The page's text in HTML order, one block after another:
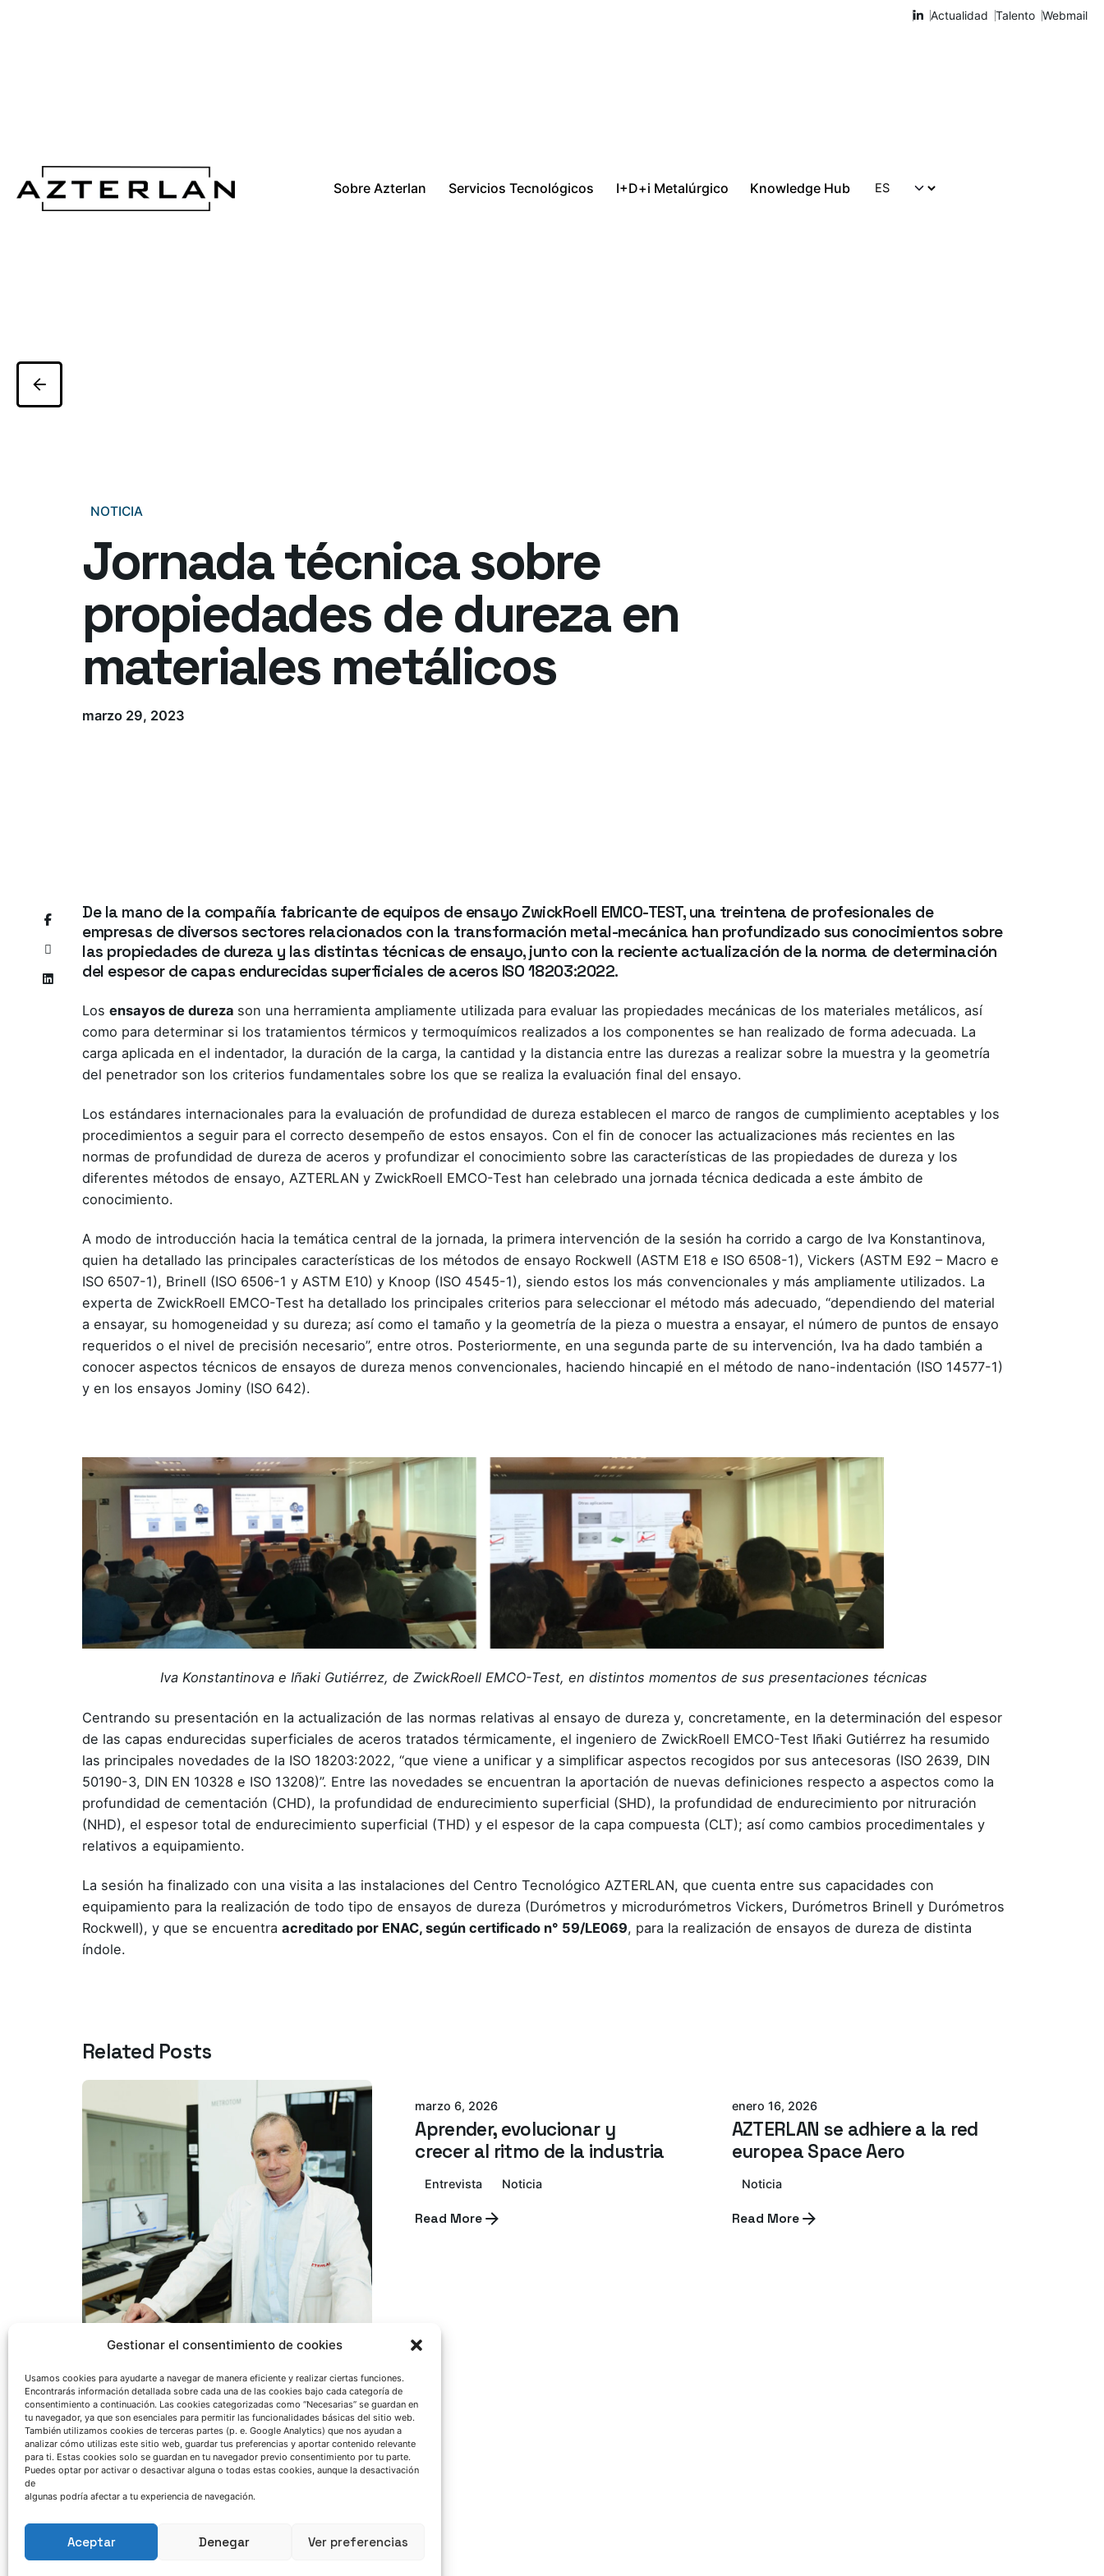
Gestionar el consentimiento de cookies
Usamos cookies para ayudarte a navegar de manera eficiente y realizar ciertas funciones.
Encontrarás información detallada sobre cada una de las cookies bajo cada categoría de
consentimiento a continuación. Las cookies categorizadas como “Necesarias” se guardan en
tu navegador, ya que son esenciales para permitir las funcionalidades básicas del sitio web.
También utilizamos cookies de terceras partes (p. e. Google Analytics) que nos ayudan a
analizar cómo utilizas este sitio web, guardar tus preferencias y aportar contenido relevante
para ti. Estas cookies solo se guardan en tu navegador previo consentimiento por tu parte.
Puedes optar por activar o desactivar alguna o todas estas cookies, aunque la desactivación
de
algunas podría afectar a tu experiencia de navegación.
Aceptar Denegar Ver preferencias
Actualidad Talento Webmail
Sobre Azterlan Servicios Tecnológicos I+D+i Metalúrgico Knowledge Hub
NOTICIA
Jornada técnica sobre
propiedades de dureza en
materiales metálicos
marzo 29, 2023
De la mano de la compañía fabricante de equipos de ensayo ZwickRoell EMCO-TEST, una treintena de profesionales de
empresas de diversos sectores relacionados con la transformación metal-mecánica han profundizado sus conocimientos sobre
las propiedades de dureza y las distintas técnicas de ensayo, junto con la reciente actualización de la norma de determinación
del espesor de capas endurecidas superficiales de aceros ISO 18203:2022.
Los ensayos de dureza son una herramienta ampliamente utilizada para evaluar las propiedades mecánicas de los materiales metálicos, así
como para determinar si los tratamientos térmicos y termoquímicos realizados a los componentes se han realizado de forma adecuada. La
carga aplicada en el indentador, la duración de la carga, la cantidad y la distancia entre las durezas a realizar sobre la muestra y la geometría
del penetrador son los criterios fundamentales sobre los que se realiza la evaluación final del ensayo.
Los estándares internacionales para la evaluación de profundidad de dureza establecen el marco de rangos de cumplimiento aceptables y los
procedimientos a seguir para el correcto desempeño de estos ensayos. Con el fin de conocer las actualizaciones más recientes en las
normas de profundidad de dureza de aceros y profundizar el conocimiento sobre las características de las propiedades de dureza y los
diferentes métodos de ensayo, AZTERLAN y ZwickRoell EMCO-Test han celebrado una jornada técnica dedicada a este ámbito de
conocimiento.
A modo de introducción hacia la temática central de la jornada, la primera intervención de la sesión ha corrido a cargo de Iva Konstantinova,
quien ha detallado las principales características de los métodos de ensayo Rockwell (ASTM E18 e ISO 6508-1), Vickers (ASTM E92 – Macro e
ISO 6507-1), Brinell (ISO 6506-1 y ASTM E10) y Knoop (ISO 4545-1), siendo estos los más convencionales y más ampliamente utilizados. La
experta de ZwickRoell EMCO-Test ha detallado los principales criterios para seleccionar el método más adecuado, “dependiendo del material
a ensayar, su homogeneidad y su dureza; así como el tamaño y la geometría de la pieza o muestra a ensayar, el número de puntos de ensayo
requeridos o el nivel de precisión necesario”, entre otros. Posteriormente, en una segunda parte de su intervención, Iva ha dado también a
conocer aspectos técnicos de ensayos de dureza menos convencionales, haciendo hincapié en el método de nano-indentación (ISO 14577-1)
y en los ensayos Jominy (ISO 642).
Iva Konstantinova e Iñaki Gutiérrez, de ZwickRoell EMCO-Test, en distintos momentos de sus presentaciones técnicas
Centrando su presentación en la actualización de las normas relativas al ensayo de dureza y, concretamente, en la determinación del espesor
de las capas endurecidas superficiales de aceros tratados térmicamente, el ingeniero de ZwickRoell EMCO-Test Iñaki Gutiérrez ha resumido
las principales novedades de la ISO 18203:2022, “que viene a unificar y a simplificar aspectos recogidos por sus antecesoras (ISO 2639, DIN
50190-3, DIN EN 10328 e ISO 13208)”. Entre las novedades se encuentran la aportación de nuevas definiciones respecto a aspectos como la
profundidad de cementación (CHD), la profundidad de endurecimiento superficial (SHD), la profundidad de endurecimiento por nitruración
(NHD), el espesor total de endurecimiento superficial (THD) y el espesor de la capa compuesta (CLT); así como cambios procedimentales y
relativos a equipamiento.
La sesión ha finalizado con una visita a las instalaciones del Centro Tecnológico AZTERLAN, que cuenta entre sus capacidades con
equipamiento para la realización de todo tipo de ensayos de dureza (Durómetros y microdurómetros Vickers, Durómetros Brinell y Durómetros
Rockwell), y que se encuentra acreditado por ENAC, según certificado n° 59/LE069, para la realización de ensayos de dureza de distinta
índole.
Related Posts
Azterlan Team
junio 10, 2026
AZTERLAN refuerza su
presencia en la AEND con el
nombramiento de Carmelo
Santamarina como miembro
del Comité Norte
Noticia
marzo 6, 2026
Aprender, evolucionar y
crecer al ritmo de la industria
Entrevista Noticia
Read More
enero 16, 2026
AZTERLAN se adhiere a la red
europea Space Aero
Noticia
Read More